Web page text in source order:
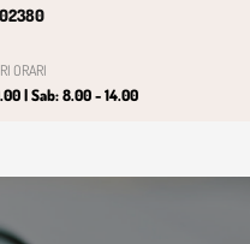
ORARI
| Sab: 8.00 - 14.00